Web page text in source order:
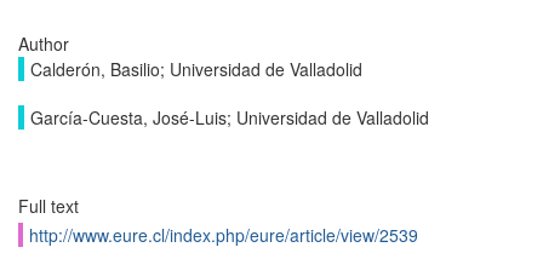
Author
Calderón, Basilio; Universidad de Valladolid
García-Cuesta, José-Luis; Universidad de Valladolid
Full text
http://www.eure.cl/index.php/eure/article/view/2539